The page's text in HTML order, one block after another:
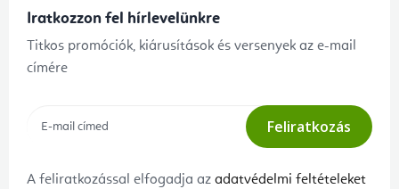
Iratkozzon fel hírlevelünkre
Titkos promóciók, kiárusítások és versenyek az e-mail
címére
Feliratkozás
A feliratkozással elfogadja az adatvédelmi feltételeket